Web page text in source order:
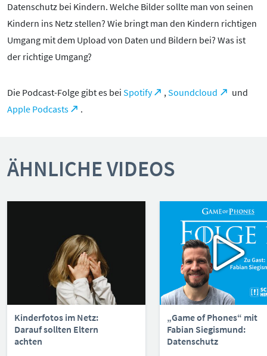
Datenschutz bei Kindern. Welche Bilder sollte man von seinen
Kindern ins Netz stellen? Wie bringt man den Kindern richtigen
Umgang mit dem Upload von Daten und Bildern bei? Was ist
der richtige Umgang?
Die Podcast-Folge gibt es bei Spotify ,Soundcloud
und
Apple Podcasts
.
ÄHNLICHE VIDEOS
Kinderfotos im Netz:
Darauf sollten Eltern
achten
„Game of Phones“ mit
Fabian Siegismund:
Datenschutz
WhatsApp
YouTube
Grundlagen
Aktuelles
ÜBER UNS:
Kooperationen
Impressum
Datenschutz